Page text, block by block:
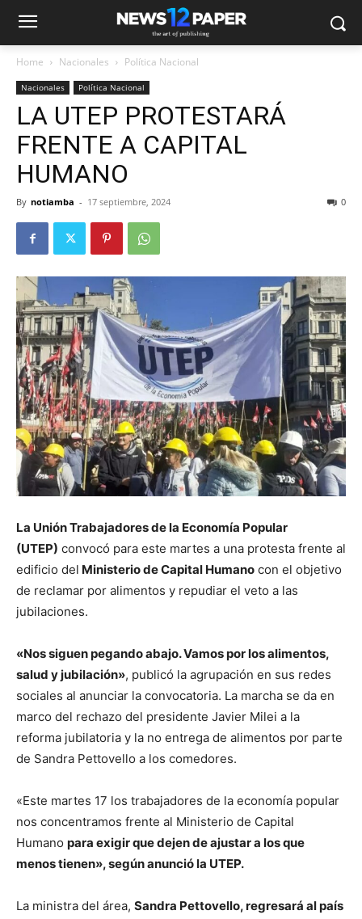
Home Nacionales Política Nacional
Nacionales Política Nacional
LA UTEP PROTESTARÁ
FRENTE A CAPITAL
HUMANO
By notiamba - 17 septiembre, 2024 0
La Unión Trabajadores de la Economía Popular
(UTEP) convocó para este martes a una protesta frente al
edificio del Ministerio de Capital Humano con el objetivo
de reclamar por alimentos y repudiar el veto a las
jubilaciones.
«Nos siguen pegando abajo. Vamos por los alimentos,
salud y jubilación», publicó la agrupación en sus redes
sociales al anunciar la convocatoria. La marcha se da en
marco del rechazo del presidente Javier Milei a la
reforma jubilatoria y la no entrega de alimentos por parte
de Sandra Pettovello a los comedores.
«Este martes 17 los trabajadores de la economía popular
nos concentramos frente al Ministerio de Capital
Humano para exigir que dejen de ajustar a los que
menos tienen», según anunció la UTEP.
La ministra del área, Sandra Pettovello, regresará al país